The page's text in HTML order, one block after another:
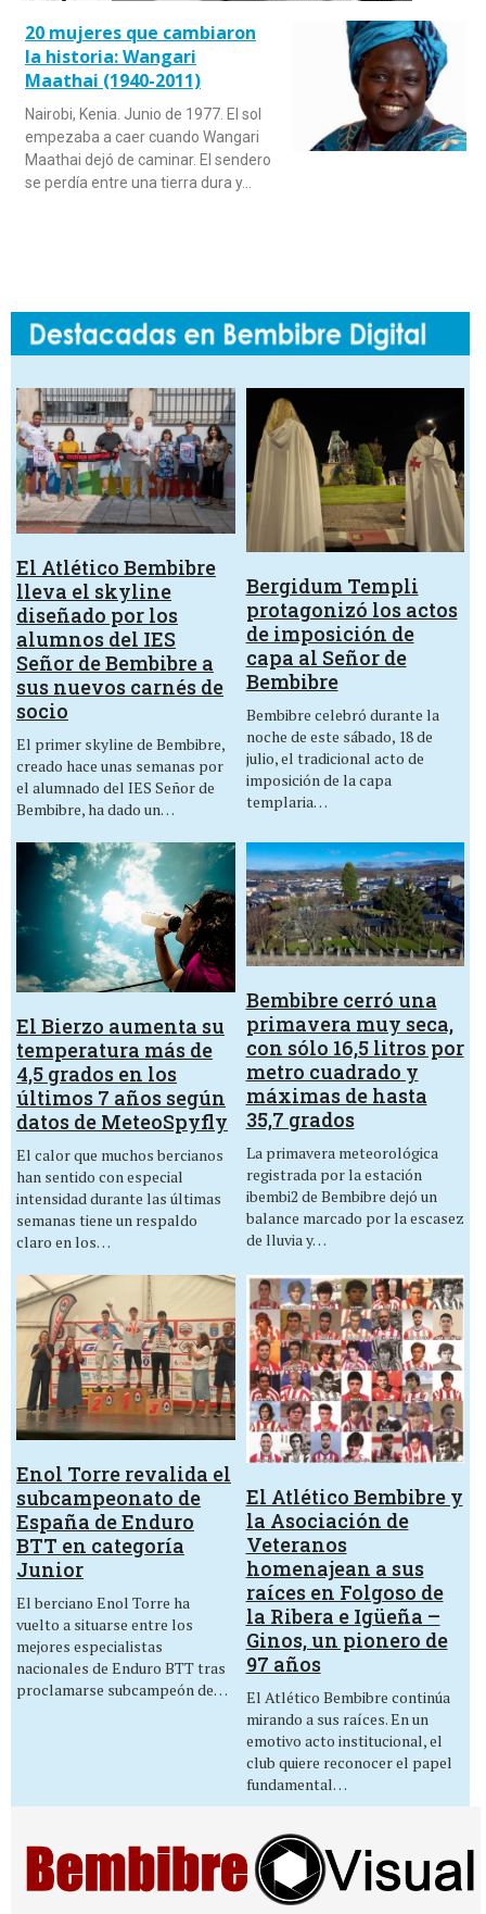
20 mujeres que cambiaron
la historia: Wangari
Maathai (1940-2011)
Nairobi, Kenia. Junio de 1977. El sol
empezaba a caer cuando Wangari
Maathai dejó de caminar. El sendero
se perdía entre una tierra dura y…
El Atlético Bembibre
lleva el skyline
diseñado por los
alumnos del IES
Señor de Bembibre a
sus nuevos carnés de
socio
El primer skyline de Bembibre,
creado hace unas semanas por
el alumnado del IES Señor de
Bembibre, ha dado un…
Bergidum Templi
protagonizó los actos
de imposición de
capa al Señor de
Bembibre
Bembibre celebró durante la
noche de este sábado, 18 de
julio, el tradicional acto de
imposición de la capa
templaria…
El Bierzo aumenta su
temperatura más de
4,5 grados en los
últimos 7 años según
datos de MeteoSpyfly
El calor que muchos bercianos
han sentido con especial
intensidad durante las últimas
semanas tiene un respaldo
claro en los…
Bembibre cerró una
primavera muy seca,
con sólo 16,5 litros por
metro cuadrado y
máximas de hasta
35,7 grados
La primavera meteorológica
registrada por la estación
ibembi2 de Bembibre dejó un
balance marcado por la escasez
de lluvia y…
Enol Torre revalida el
subcampeonato de
España de Enduro
BTT en categoría
Junior
El berciano Enol Torre ha
vuelto a situarse entre los
mejores especialistas
nacionales de Enduro BTT tras
proclamarse subcampeón de…
El Atlético Bembibre y
la Asociación de
Veteranos
homenajean a sus
raíces en Folgoso de
la Ribera e Igüeña –
Ginos, un pionero de
97 años
El Atlético Bembibre continúa
mirando a sus raíces. En un
emotivo acto institucional, el
club quiere reconocer el papel
fundamental…